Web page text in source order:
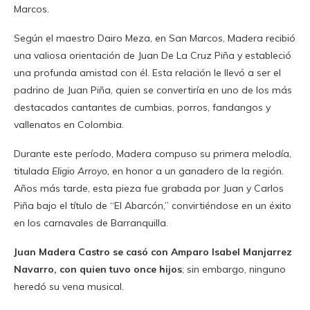
Marcos.
Según el maestro Dairo Meza, en San Marcos, Madera recibió
una valiosa orientación de Juan De La Cruz Piña y estableció
una profunda amistad con él. Esta relación le llevó a ser el
padrino de Juan Piña, quien se convertiría en uno de los más
destacados cantantes de cumbias, porros, fandangos y
vallenatos en Colombia.
Durante este período, Madera compuso su primera melodía,
titulada Eligio Arroyo, en honor a un ganadero de la región.
Años más tarde, esta pieza fue grabada por Juan y Carlos
Piña bajo el título de “El Abarcón,” convirtiéndose en un éxito
en los carnavales de Barranquilla.
Juan Madera Castro se casó con Amparo Isabel Manjarrez
Navarro, con quien tuvo once hijos; sin embargo, ninguno
heredó su vena musical.